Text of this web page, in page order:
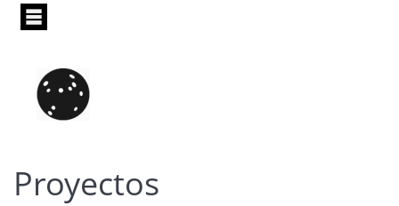
Pasar
principal
Proyectos